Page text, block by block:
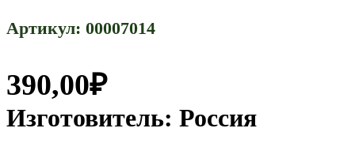
Артикул: 00007014
390,00₽
Изготовитель: Россия